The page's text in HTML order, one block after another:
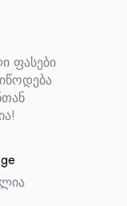
ფასები